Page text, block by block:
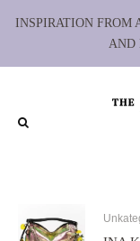
INSPIRATION FROM
AND